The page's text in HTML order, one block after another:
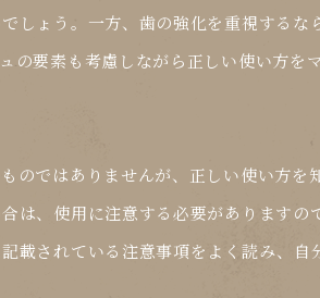
しょう。一方、歯の強化を重視するな
の要素も考慮しながら正しい使い方を
のではありませんが、正しい使い方を
は、使用に注意する必要がありますの
載されている注意事項をよく読み、自